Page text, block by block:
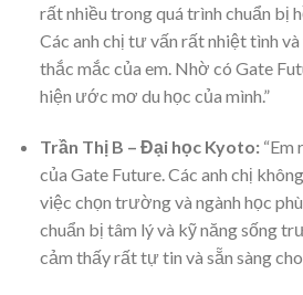
rất nhiều trong quá trình chuẩn bị
Các anh chị tư vấn rất nhiệt tình
thắc mắc của em. Nhờ có Gate
hiện ước mơ du học của mình.”
Trần Thị B – Đại học Kyoto:“Em
của Gate Future. Các anh chị
việc chọn trường và ngành học
chuẩn bị tâm lý và kỹ năng sống
cảm thấy rất tự tin và sẵn sàng